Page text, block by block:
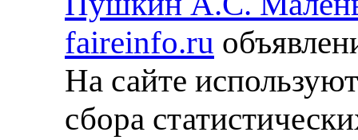
faireinfo.ru
На сайте
сбора